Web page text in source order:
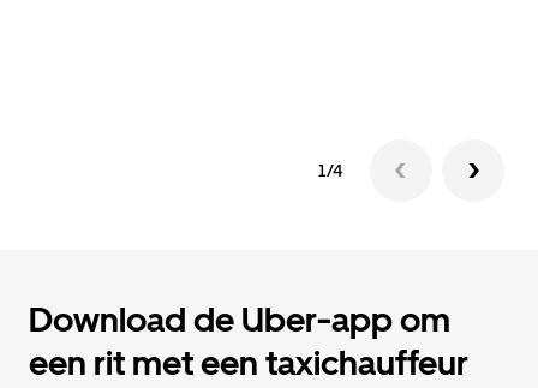
1/4
Download de Uber-app om
een rit met een taxichauffeur